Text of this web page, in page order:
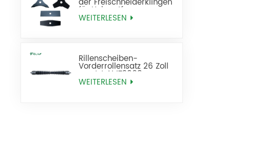
für Unkrautfresser
WEITERLESEN
Rillenscheiben-
Vorderrollensatz 26 Zoll
ersetzt AMT2968
BM25318
WEITERLESEN